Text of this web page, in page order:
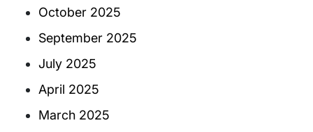
October 2025
September 2025
July 2025
April 2025
March 2025